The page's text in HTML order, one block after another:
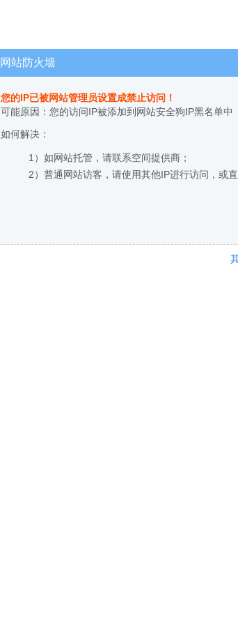
网站防火墙
您的IP已被网站管理员设置成禁止访问！
可能原因：您的访问IP被添加到网站安全狗IP黑名单中
如何解决：
1）如网站托管，请联系空间提供商；
2）普通网站访客，请使用其他IP进行访问，或